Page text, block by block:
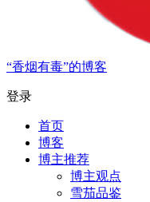
“香烟有毒”的博客
登录
首页
博客
博主推荐
博主观点
雪茄品鉴